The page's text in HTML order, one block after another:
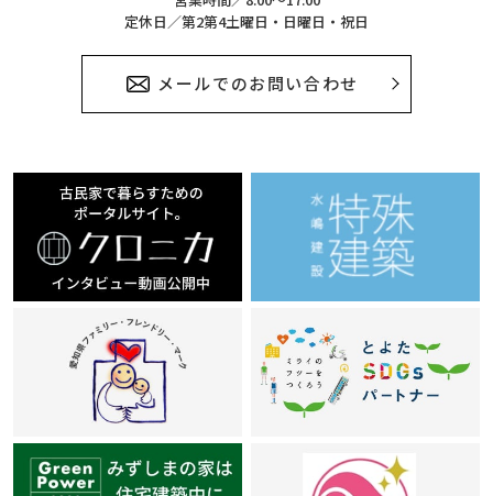
定休日／第2第4土曜日・日曜日・祝日
メールでのお問い合わせ